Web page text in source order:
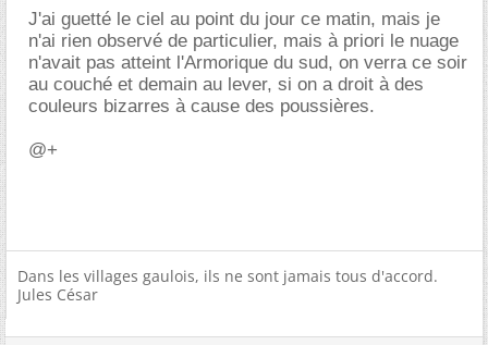
J'ai guetté le ciel au point du jour ce matin, mais je
n'ai rien observé de particulier, mais à priori le nuage
n'avait pas atteint l'Armorique du sud, on verra ce soir
au couché et demain au lever, si on a droit à des
couleurs bizarres à cause des poussières.
@+
Dans les villages gaulois, ils ne sont jamais tous d'accord.
Jules César